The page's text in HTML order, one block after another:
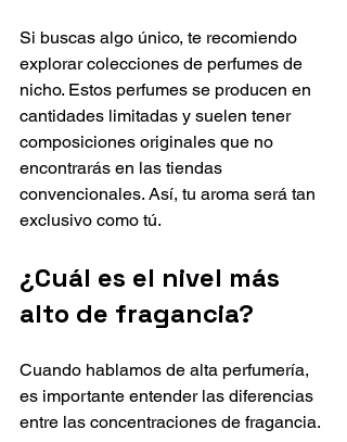
Si buscas algo único, te recomiendo
explorar colecciones de perfumes de
nicho. Estos perfumes se producen en
cantidades limitadas y suelen tener
composiciones originales que no
encontrarás en las tiendas
convencionales. Así, tu aroma será tan
exclusivo como tú.
¿Cuál es el nivel más
alto de fragancia?
Cuando hablamos de alta perfumería,
es importante entender las diferencias
entre las concentraciones de fragancia.